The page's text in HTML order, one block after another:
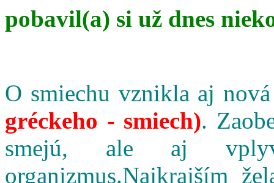
pobavil(a) si už dnes
O smiechu vznikla aj
gréckeho - smiech).
smejú, ale aj
organizmus.Najkrajším